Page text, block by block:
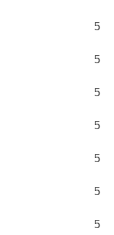
5
5
5
5
5
5
5